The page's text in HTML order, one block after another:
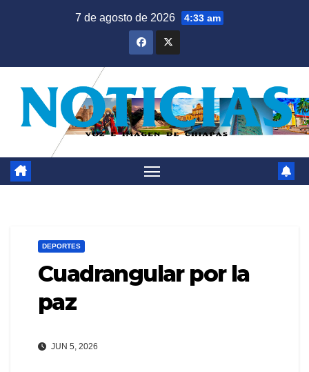
7 de agosto de 2026 4:33 am
DEPORTES
Cuadrangular por la
paz
JUN 5, 2026